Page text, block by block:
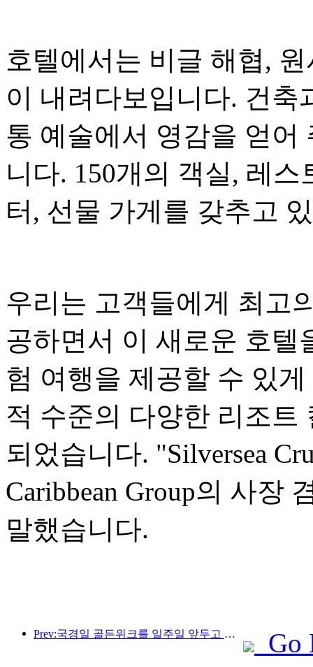
호텔에서는 비글 해협,
이 내려다보입니다. 건축
통 예술에서 영감을 얻어
니다. 150개의 객실, 레
터, 선물 가게를 갖추고
우리는 고객들에게 최고
공하면서 이 새로운 호텔
험 여행을 제공할 수 있
적 수준의 다양한 리조트
되었습니다. "Silversea
Caribbean Group의 사장
말했습니다.
Prev:국경일 골든위크를 일주일 앞두고 예약이 쇄도하고 있다. 호텔과 민박가맹점의 평균 예약률은 각각 24.97%, 24.49%다. 9월 23일 주문이 들어온 기준으로 '국경절 7일 연속 만실'을 달성한 가맹점은 57개, 예약률 80% 이상인 가맹점은 2%, 예약률 80% 이상인 가맹점은 8.3%이다. 60%. 예년과 비교해 올해 국경절 연휴 예약률은 '예약하고 가는' 특성을 보였다. 9월 30일에 급속한 성장기에 접어들었고 10월 4일에 급락했습니다 Go